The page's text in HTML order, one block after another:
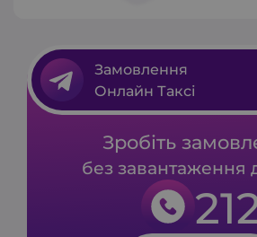
Зробіть
без завантаження
Замовлення
Онлайн Таксі